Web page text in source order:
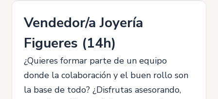
Vendedor/a Joyería
Figueres (14h)
¿Quieres formar parte de un equipo
donde la colaboración y el buen rollo son
la base de todo? ¿Disfrutas asesorando,